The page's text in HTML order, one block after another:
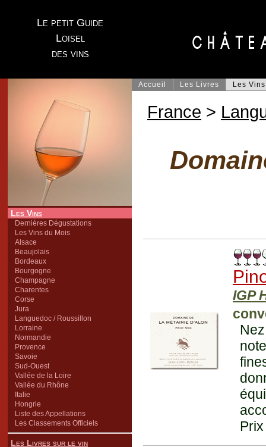
Le petit Guide
Loisel
des vins
Les Vins
Dernières Dégustations
Les Vins du Mois
Alsace
Beaujolais
Bordeaux
Bourgogne
Champagne
Charentes
Corse
Jura
Languedoc / Roussillon
Lorraine
Normandie
Provence
Savoie
Sud-Ouest
Vallée de la Loire
Vallée du Rhône
Italie
Hongrie
Liste des Appellations
Les Classements Officiels
Les Livres sur le vin
Accueil Les Livres Les Vins
France >
IGP